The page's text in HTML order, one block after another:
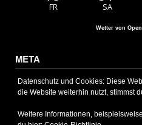
FR SA
Wetter von
META
Anmelden
Eintrags-Feed
WordPress.org
Datenschutz und Cookies: Diese
die Website weiterhin nutzt, stimmst
Weitere Informationen,